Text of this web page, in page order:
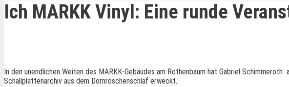
Ich MARKK Vinyl: Eine runde
In den unendlichen Weiten des MARKK-Gebäudes am Rothenbaum hat Gabriel
Schallplattenarchiv aus dem Dornröschenschlaf erweckt.